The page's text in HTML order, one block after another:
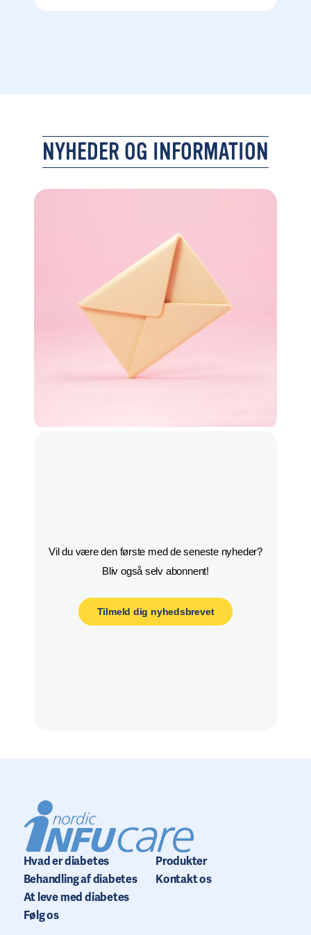
NYHEDER OG INFORMATION
Vil du være den første med de seneste nyheder?
Bliv også selv abonnent!
Tilmeld dig nyhedsbrevet
Hvad er diabetes
Behandling af diabetes
At leve med diabetes
Produkter
Kontakt os
Følg os